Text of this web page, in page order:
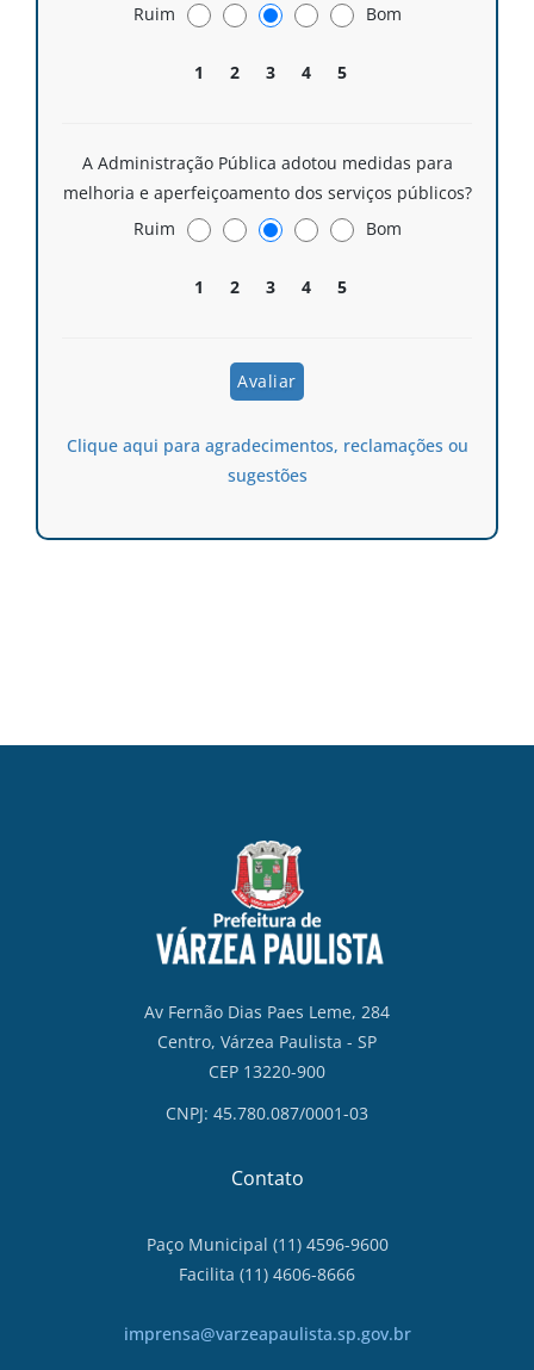
Ruim
1 2 3 4 5
Bom
A Administração Pública adotou medidas para
melhoria e aperfeiçoamento dos serviços públicos?
Ruim
1 2 3 4 5
Bom
Clique aqui para agradecimentos, reclamações ou
sugestões
Av Fernão Dias Paes Leme, 284
Centro, Várzea Paulista - SP
CEP 13220-900
CNPJ: 45.780.087/0001-03
Contato
Paço Municipal (11) 4596-9600
Facilita (11) 4606-8666
imprensa@varzeapaulista.sp.gov.br